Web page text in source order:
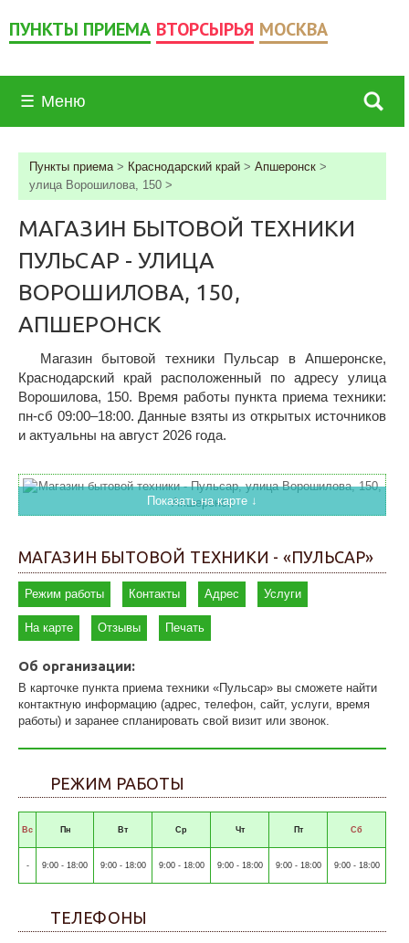
ПУНКТЫ ПРИЕМА ВТОРСЫРЬЯ МОСКВА
☰ Меню
Пункты приема> Краснодарский край > Апшеронск >
улица Ворошилова, 150 >
МАГАЗИН БЫТОВОЙ ТЕХНИКИ
ПУЛЬСАР - УЛИЦА
ВОРОШИЛОВА, 150,
АПШЕРОНСК
Магазин бытовой техники Пульсар в Апшеронске,
Краснодарский край расположенный по адресу улица
Ворошилова, 150. Время работы пункта приема техники:
пн-сб 09:00–18:00. Данные взяты из открытых источников
и актуальны на август 2026 года.
Показать на карте ↓
МАГАЗИН БЫТОВОЙ ТЕХНИКИ - «ПУЛЬСАР»
Режим работы Контакты Адрес Услуги
На карте Отзывы Печать
Об организации:
В карточке пункта приема техники «Пульсар» вы сможете найти
контактную информацию (адрес, телефон, сайт, услуги, время
работы) и заранее спланировать свой визит или звонок.
РЕЖИМ РАБОТЫ
Вс Пн Вт Ср Чт Пт Сб
- 9:00 - 18:00 9:00 - 18:00 9:00 - 18:00 9:00 - 18:00 9:00 - 18:00 9:00 - 18:00
ТЕЛЕФОНЫ